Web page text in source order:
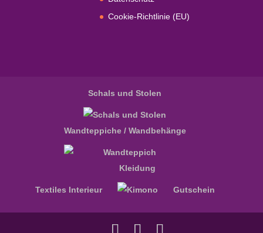
Cookie-Richtlinie (EU)
Schals und Stolen
Wandteppiche / Wandbehänge
Textiles Interieur
Kleidung
Gutschein